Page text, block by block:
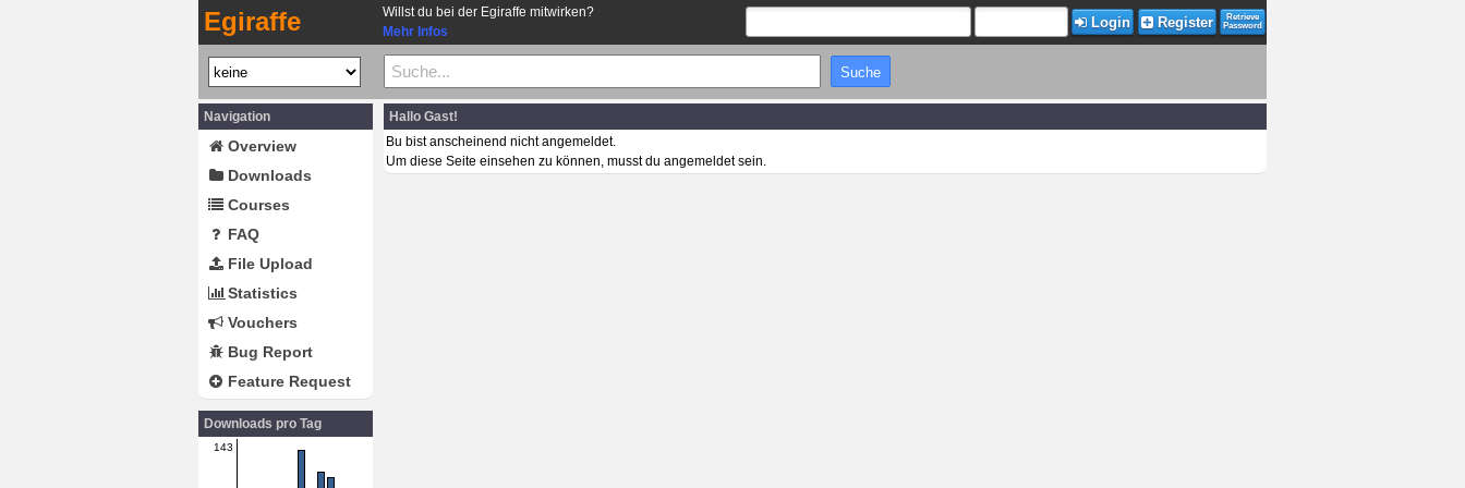
Egiraffe
Willst du bei der Egiraffe mitwirken?
Mehr Infos
Login Register
Retrieve
Password
Navigation
Overview
Downloads
Courses
FAQ
File Upload
Statistics
Vouchers
Bug Report
Feature Request
Downloads pro Tag
143
Hallo Gast!
Bu bist anscheinend nicht angemeldet.
Um diese Seite einsehen zu können, musst du angemeldet sein.